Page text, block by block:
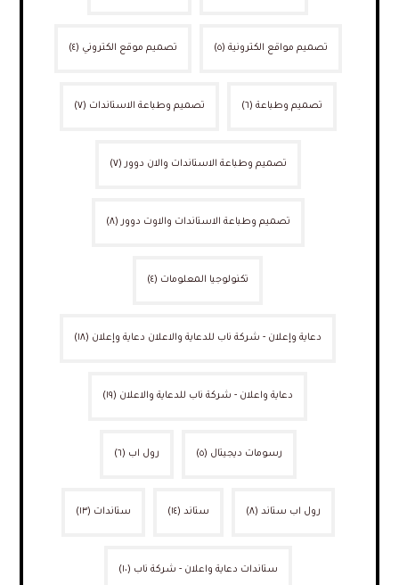
تصميم مواقع الكترونية (٥) تصميم موقع الكتروني (٤)
تصميم وطباعة (٦) تصميم وطباعة الاستاندات (٧)
تصميم وطباعة الاستاندات والان دوور (٧)
تصميم وطباعة الاستاندات والاوت دوور (٨)
تكنولوجيا المعلومات (٤)
دعاية وإعلان - شركة ناب للدعاية والاعلان دعاية وإعلان (١٨)
دعاية واعلان - شركة ناب للدعاية والاعلان (١٩)
رسومات ديجيتال (٥) رول اب (٦)
رول اب ستاند (٨) ستاند (١٤) ستاندات (١٣)
ستاندات دعاية واعلان - شركة ناب (١٠)